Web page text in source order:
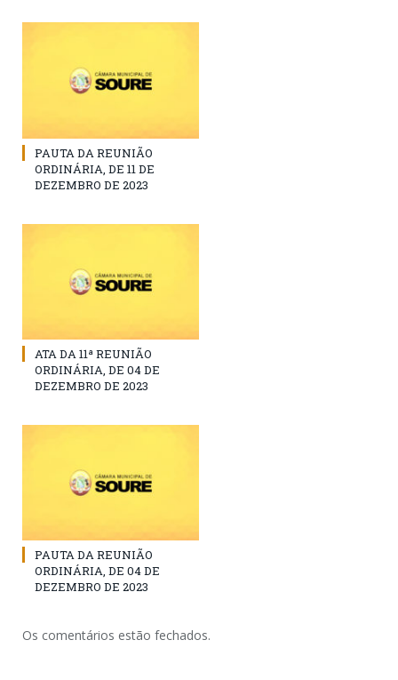
PAUTA DA REUNIÃO
ORDINÁRIA, DE 11 DE
DEZEMBRO DE 2023
ATA DA 11ª REUNIÃO
ORDINÁRIA, DE 04 DE
DEZEMBRO DE 2023
PAUTA DA REUNIÃO
ORDINÁRIA, DE 04 DE
DEZEMBRO DE 2023
Os comentários estão fechados.